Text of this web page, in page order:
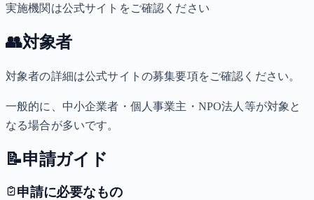
実施機関は公式サイトをご確認ください
👥対象者
対象者の詳細は公式サイトの募集要項をご確認ください。
一般的に、中小企業者・個人事業主・NPO法人等が対象と
なる場合が多いです。
📝申請ガイド
申請に必要なもの